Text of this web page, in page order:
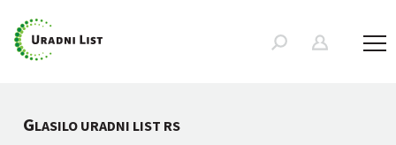
GLASILO URADNI LIST RS